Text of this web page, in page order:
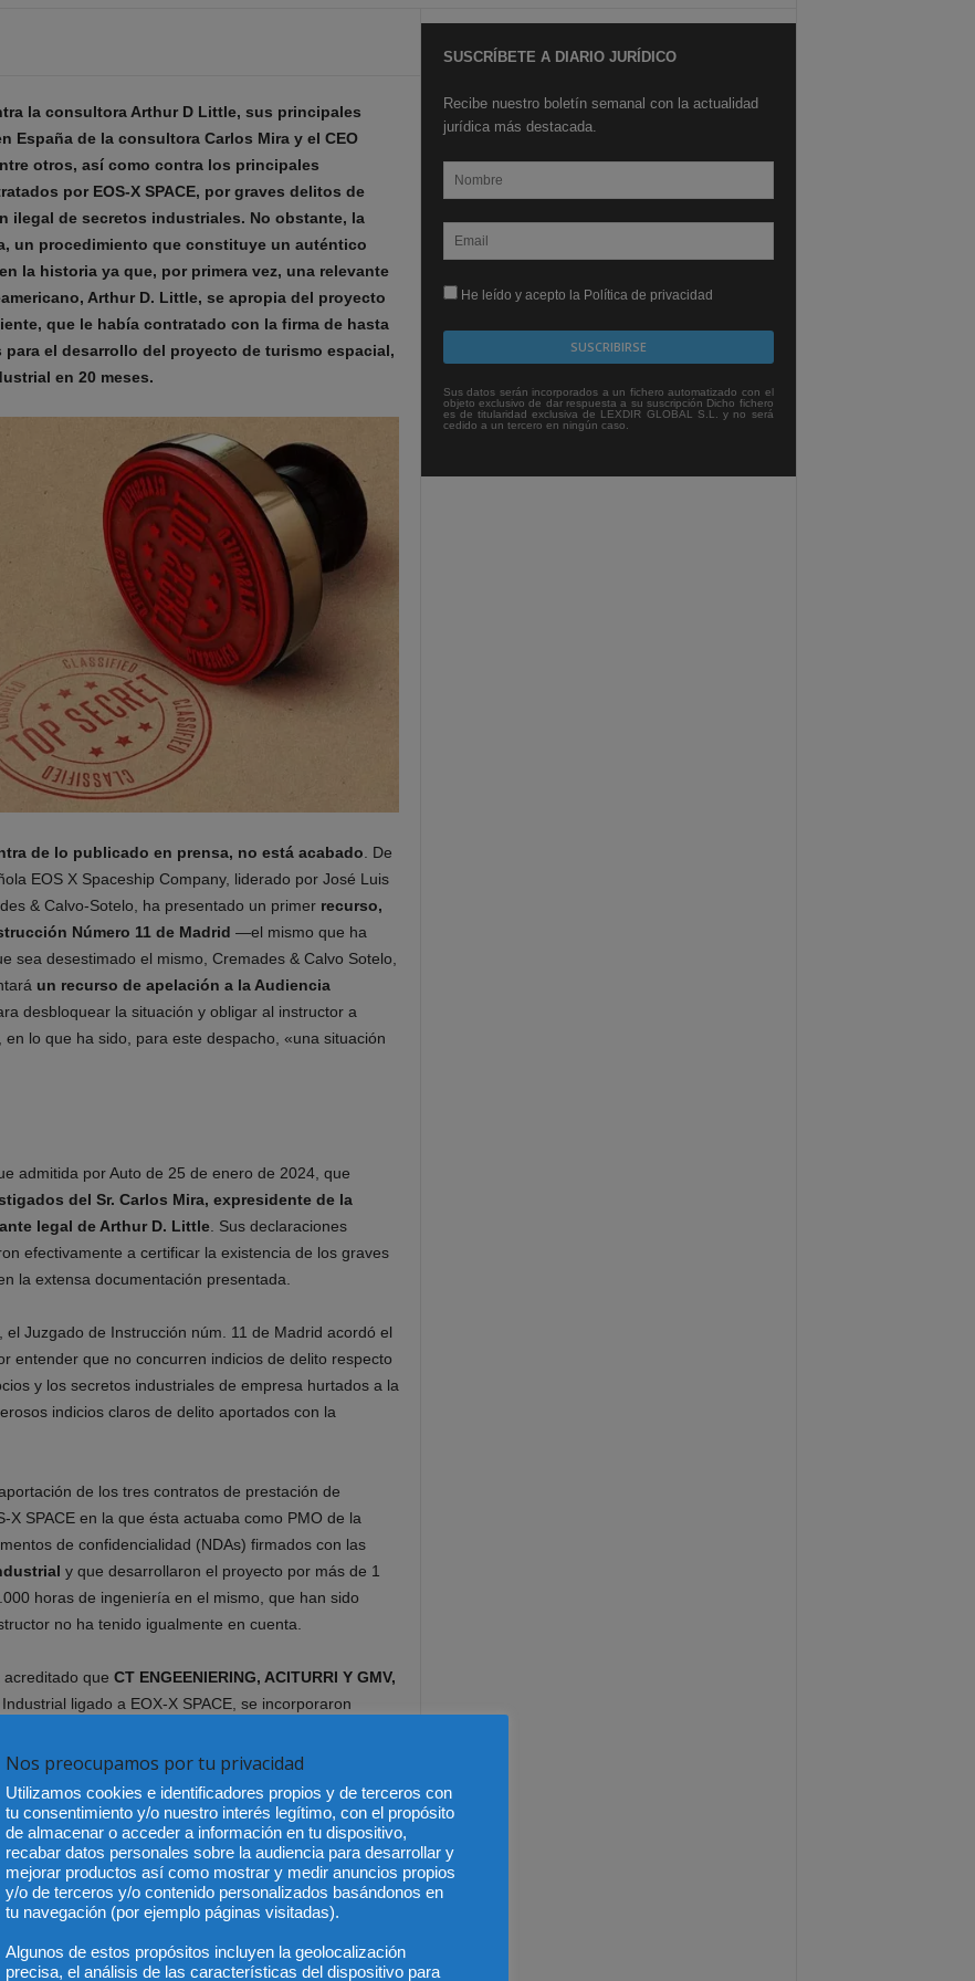
la consultora Arthur D Little, sus principales
España de la consultora Carlos Mira y el CEO
otros, así como contra los principales
por EOS-X SPACE, por graves delitos de
ilegal de secretos industriales. No obstante, la
un procedimiento que constituye un auténtico
la historia ya que, por primera vez, una relevante
Arthur D. Little, se apropia del proyecto
que le había contratado con la firma de hasta
el desarrollo del proyecto de turismo espacial,
en 20 meses.
de lo publicado en prensa, no está acabado. De
EOS X Spaceship Company, liderado por José Luis
& Calvo-Sotelo, ha presentado un primerrecurso,
Número 11 de Madrid —el mismo que ha
sea desestimado el mismo, Cremades & Calvo Sotelo,
un recurso de apelación a la Audiencia
desbloquear la situación y obligar al instructor a
lo que ha sido, para este despacho, «una situación
admitida por Auto de 25 de enero de 2024, que
del Sr. Carlos Mira, expresidente de la
legal de Arthur D. Little. Sus declaraciones
efectivamente a certificar la existencia de los graves
la extensa documentación presentada.
Juzgado de Instrucción núm. 11 de Madrid acordó el
entender que no concurren indicios de delito respecto
y los secretos industriales de empresa hurtados a la
indicios claros de delito aportados con la
de los tres contratos de prestación de
SPACE en la que ésta actuaba como PMO de la
de confidencialidad (NDAs) firmados con las
y que desarrollaron el proyecto por más de 1
horas de ingeniería en el mismo, que han sido
no ha tenido igualmente en cuenta.
que CT ENGEENIERING, ACITURRI Y GMV,
ligado a EOX-X SPACE, se incorporaron
por Arthur D. Little, lo que conculca los
la incorporación de todos los secretos de empresa
empresa competidora propiedad 100 % de la
mismos a EOS-X SPACE.Tampoco se han analizado
del expresidentede Arthur D. Little, Carlos
a valor nominal al fundador de EOS-X SPACE, Kemel
dinamitar el proyecto y crear otro competidor, como
SUSCRÍBETE A DIARIO JURÍDICO
Recibe nuestro boletín semanal con la actualidad
jurídica más destacada.
He leído y acepto la Política de privacidad
Sus datos serán incorporados a un fichero automatizado con el
objeto exclusivo de dar respuesta a su suscripción Dicho fichero
es de titularidad exclusiva de LEXDIR GLOBAL S.L. y no será
cedido a un tercero en ningún caso.
Nos preocupamos por tu privacidad
Utilizamos cookies e identificadores propios y de terceros con
tu consentimiento y/o nuestro interés legítimo, con el propósito
de almacenar o acceder a información en tu dispositivo,
recabar datos personales sobre la audiencia para desarrollar y
mejorar productos así como mostrar y medir anuncios propios
y/o de terceros y/o contenido personalizados basándonos en
tu navegación (por ejemplo páginas visitadas).
Algunos de estos propósitos incluyen la geolocalización
precisa, el análisis de las características del dispositivo para